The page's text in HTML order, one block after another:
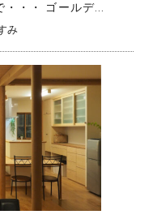
・・ ゴールデ...
み